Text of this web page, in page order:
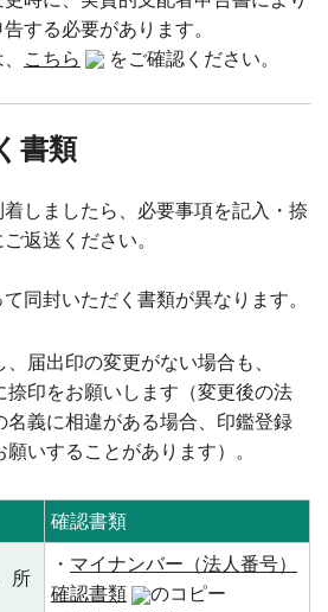
する必要があります。
こちら をご確認ください。
書類
しましたら、必要事項を記入・捺
返送ください。
同封いただく書類が異なります。
届出印の変更がない場合も、
捺印をお願いします（変更後の法
名義に相違がある場合、印鑑登録
いすることがあります）。
確認書類
所
・ マイナンバー（法人番号）
確認書類
のコピー